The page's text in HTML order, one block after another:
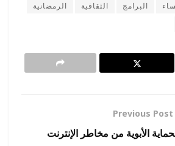
البرامج الثقافية
الرمضانية
Previous Post
الأبوية من مخاطر الإنترنت